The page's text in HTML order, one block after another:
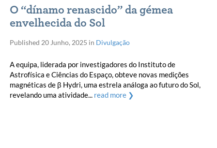
O “dínamo renascido” da gémea
envelhecida do Sol
Published 20 Junho, 2025 in Divulgação
A equipa, liderada por investigadores do Instituto de
Astrofísica e Ciências do Espaço, obteve novas medições
magnéticas de β Hydri, uma estrela análoga ao futuro do Sol,
revelando uma atividade... read more ❯